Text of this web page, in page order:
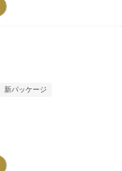
新パッケージ